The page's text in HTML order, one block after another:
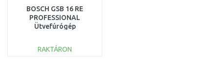
BOSCH GSB 16 RE
PROFESSIONAL
Ütvefúrógép
KOFFER
RAKTÁRON